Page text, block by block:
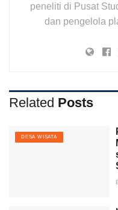
peneliti di Pusat
dan pengelola
Related Posts
DESA WISATA